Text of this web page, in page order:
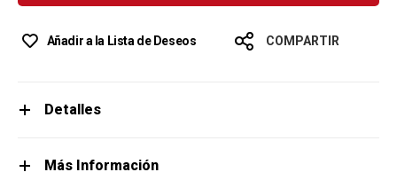
Añadir a la Lista de Deseos COMPARTIR
Detalles
Más Información